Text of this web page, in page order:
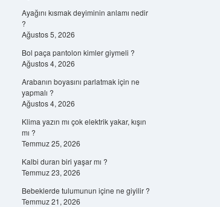
Ayağını kısmak deyiminin anlamı nedir
?
Ağustos 5, 2026
Bol paça pantolon kimler giymeli ?
Ağustos 4, 2026
Arabanın boyasını parlatmak için ne
yapmalı ?
Ağustos 4, 2026
Klima yazın mı çok elektrik yakar, kışın
mı ?
Temmuz 25, 2026
Kalbi duran biri yaşar mı ?
Temmuz 23, 2026
Bebeklerde tulumunun içine ne giyilir ?
Temmuz 21, 2026